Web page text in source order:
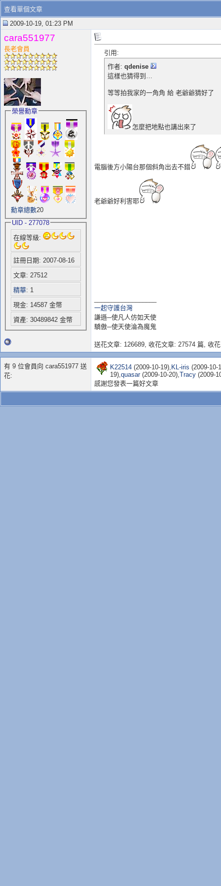
查看單個文章
2009-10-19, 01:23 PM
cara551977
長老會員
榮譽勳章
勳章總數20
UID - 277078
在線等級:
註冊日期: 2007-08-16
文章: 27512
精華: 1
現金: 14587 金幣
資產: 30489842 金幣
引用:
作者: qdenise
這樣也猜得到…
等等拍我家的一角角 給 老爺爺猜好了
怎麼把地點也講出來了
電腦後方小陽台那個斜角出去不錯
老爺爺好利害耶
一起守護台灣
謙遜─使凡人仿如天使
驕傲─使天使淪為魔鬼
送花文章: 126689, 收花文章: 27574 篇, 收
有 9 位會員向 cara551977 送
花:
K22514 (2009-10-19), KL-iris (2009-10-
19),quasar(2009-10-20),Tracy (2009-
感謝您發表一篇好文章